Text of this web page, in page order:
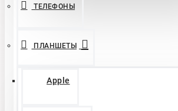
ТЕЛЕФОНЫ
ПЛАНШЕТЫ
Apple